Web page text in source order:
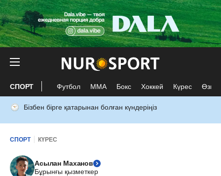
СПОРТ Футбол ММА Бокс Хоккей Күрес Өзге
Бізбен бірге қатарынан болған күндеріңіз
СПОРТ КҮРЕС
Асылан Маханов
Бұрынғы қызметкер